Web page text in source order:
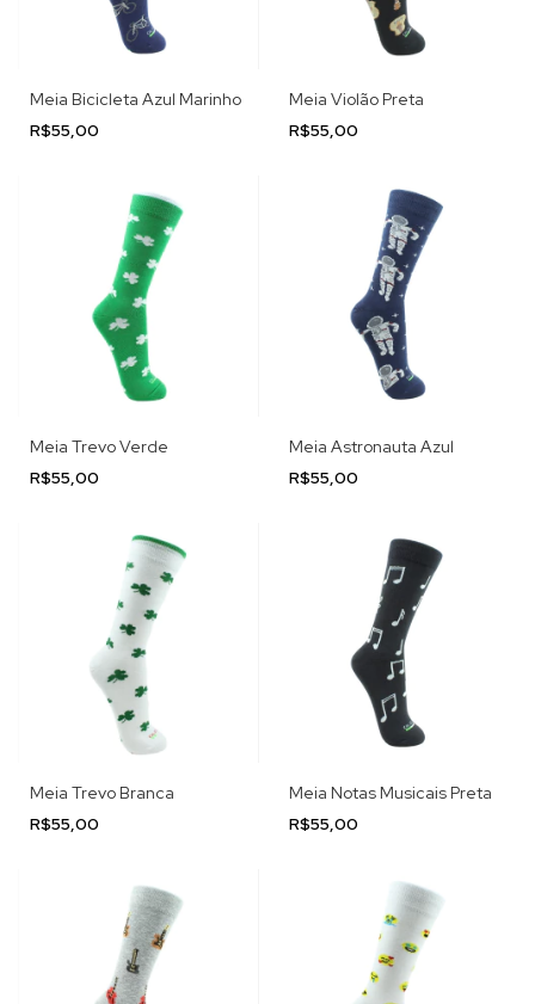
Meia Bicicleta Azul Marinho
R$55,00
Meia Violão Preta
R$55,00
Meia Trevo Verde
R$55,00
Meia Astronauta Azul
R$55,00
Meia Trevo Branca
R$55,00
Meia Notas Musicais Preta
R$55,00